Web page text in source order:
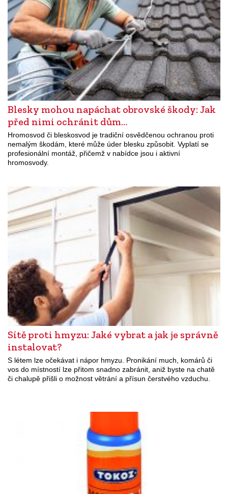
Blesky mohou napáchat obrovské škody: Jak
před nimi ochránit dům…
Hromosvod či bleskosvod je tradiční osvědčenou ochranou proti
nemalým škodám, které může úder blesku způsobit. Vyplatí se
profesionální montáž, přičemž v nabídce jsou i aktivní
hromosvody.
Sítě proti hmyzu: Jaké vybrat a jak je správně
instalovat?
S létem lze očekávat i nápor hmyzu. Pronikání much, komárů či
vos do místností lze přitom snadno zabránit, aniž byste na chatě
či chalupě přišli o možnost větrání a přísun čerstvého vzduchu.